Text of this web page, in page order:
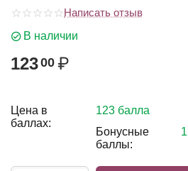
Написать отзыв
В наличии
12300 ₽
Цена в
баллах:
123 балла
Бонусные
баллы: